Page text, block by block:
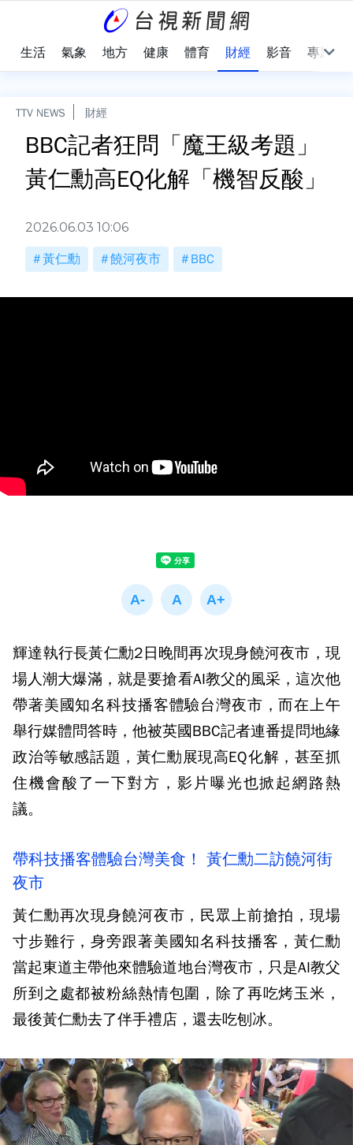
生活 氣象 地方 健康 體育 財經 影音 專題
TTV NEWS 財經
BBC記者狂問「魔王級考題」
黃仁勳高EQ化解「機智反酸」
2026.06.03 10:06
黃仁勳 饒河夜市 BBC
輝達執行長黃仁勳2日晚間再次現身饒河夜市，現
場人潮大爆滿，就是要搶看AI教父的風采，這次他
帶著美國知名科技播客體驗台灣夜市，而在上午
舉行媒體問答時，他被英國BBC記者連番提問地緣
政治等敏感話題，黃仁勳展現高EQ化解，甚至抓
住機會酸了一下對方，影片曝光也掀起網路熱
議。
帶科技播客體驗台灣美食！ 黃仁勳二訪饒河街
夜市
黃仁勳再次現身饒河夜市，民眾上前搶拍，現場
寸步難行，身旁跟著美國知名科技播客，黃仁勳
當起東道主帶他來體驗道地台灣夜市，只是AI教父
所到之處都被粉絲熱情包圍，除了再吃烤玉米，
最後黃仁勳去了伴手禮店，還去吃刨冰。